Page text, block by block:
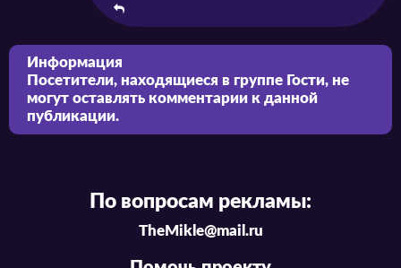
Информация
Посетители, находящиеся в группе Гости, не
могут оставлять комментарии к данной
публикации.
По вопросам рекламы:
TheMikle@mail.ru